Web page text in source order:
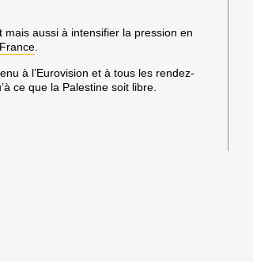
mais aussià intensifier la pression en
à l’Eurovision et à tous les rendez-
ce que la Palestine soit libre.